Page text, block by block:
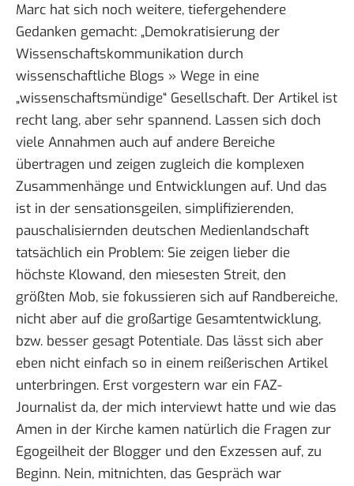
Marc hat sich noch weitere, tiefergehendere
Gedanken gemacht: „Demokratisierung der
Wissenschaftskommunikation durch
wissenschaftliche Blogs » Wege in eine
„wissenschaftsmündige“ Gesellschaft. Der Artikel ist
recht lang, aber sehr spannend. Lassen sich doch
viele Annahmen auch auf andere Bereiche
übertragen und zeigen zugleich die komplexen
Zusammenhänge und Entwicklungen auf. Und das
ist in der sensationsgeilen, simplifizierenden,
pauschalisiernden deutschen Medienlandschaft
tatsächlich ein Problem: Sie zeigen lieber die
höchste Klowand, den miesesten Streit, den
größten Mob, sie fokussieren sich auf Randbereiche,
nicht aber auf die großartige Gesamtentwicklung,
bzw. besser gesagt Potentiale. Das lässt sich aber
eben nicht einfach so in einem reißerischen Artikel
unterbringen. Erst vorgestern war ein FAZ-
Journalist da, der mich interviewt hatte und wie das
Amen in der Kirche kamen natürlich die Fragen zur
Egogeilheit der Blogger und den Exzessen auf, zu
Beginn. Nein, mitnichten, das Gespräch war